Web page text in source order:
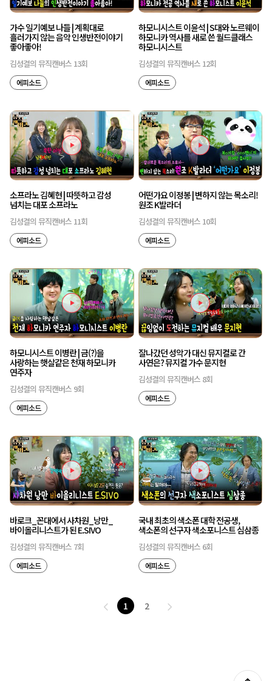
가수 일기예보 나들 | 계획대로
흘러가지 않는 음악 인생반전이야기
좋아좋아!
김성결의 뮤직캔버스 13회
에피소드
하모니시스트 이윤석 | S대와 노르웨이
하모니카 역사를 새로 쓴 월드클래스
하모니시스트
김성결의 뮤직캔버스 12회
에피소드
소프라노 김혜현 | 따뜻하고 감성
넘치는 대포 소프라노
김성결의 뮤직캔버스 11회
에피소드
어떤가요 이정봉 | 변하지 않는 목소리!
원조 K발라더
김성결의 뮤직캔버스 10회
에피소드
하모니시스트 이병란 | 금(?)을
사랑하는 햇살같은 천재 하모니카
연주자
김성결의 뮤직캔버스 9회
에피소드
잘나갔던 성악가 대신 뮤지컬로 간
사연은? 뮤지컬 가수 문지현
김성결의 뮤직캔버스 8회
에피소드
바로크_꼰대에서 사차원_낭만_
바이올리니스트가 된 E.SIVO
김성결의 뮤직캔버스 7회
에피소드
국내 최초의 색소폰 대학 전공생,
색소폰의 선구자 색소포니스트 심삼종
김성결의 뮤직캔버스 6회
에피소드
1 2